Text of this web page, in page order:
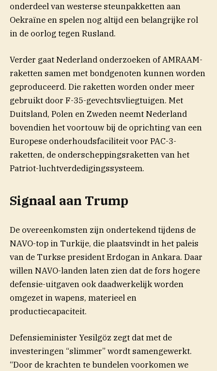
onderdeel van westerse steunpakketten aan
Oekraïne en spelen nog altijd een belangrijke rol
in de oorlog tegen Rusland.
Verder gaat Nederland onderzoeken of AMRAAM-
raketten samen met bondgenoten kunnen worden
geproduceerd. Die raketten worden onder meer
gebruikt door F-35-gevechtsvliegtuigen. Met
Duitsland, Polen en Zweden neemt Nederland
bovendien het voortouw bij de oprichting van een
Europese onderhoudsfaciliteit voor PAC-3-
raketten, de onderscheppingsraketten van het
Patriot-luchtverdedigingssysteem.
Signaal aan Trump
De overeenkomsten zijn ondertekend tijdens de
NAVO-top in Turkije, die plaatsvindt in het paleis
van de Turkse president Erdogan in Ankara. Daar
willen NAVO-landen laten zien dat de fors hogere
defensie-uitgaven ook daadwerkelijk worden
omgezet in wapens, materieel en
productiecapaciteit.
Defensieminister Yesilgöz zegt dat met de
investeringen “slimmer” wordt samengewerkt.
“Door de krachten te bundelen voorkomen we